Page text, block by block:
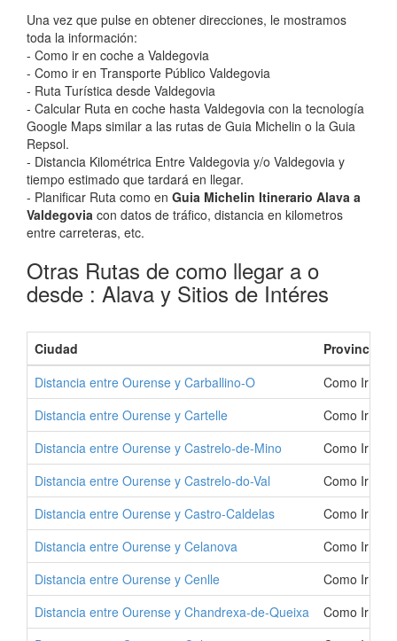
Una vez que pulse en obtener direcciones, le mostramos
toda la información:
- Como ir en coche a Valdegovia
- Como ir en Transporte Público Valdegovia
- Ruta Turística desde Valdegovia
- Calcular Ruta en coche hasta Valdegovia con la tecnología
Google Maps similar a las rutas de Guia Michelin o la Guia
Repsol.
- Distancia Kilométrica Entre Valdegovia y/o Valdegovia y
tiempo estimado que tardará en llegar.
- Planificar Ruta como en Guia Michelin Itinerario Alava a
Valdegovia con datos de tráfico, distancia en kilometros
entre carreteras, etc.
Otras Rutas de como llegar a o
desde : Alava y Sitios de Intéres
Ciudad
Provincia
Distancia entre Ourense y Carballino-O
Como Ir a
Distancia entre Ourense y Cartelle
Como Ir a
Distancia entre Ourense y Castrelo-de-Mino
Como Ir a
Distancia entre Ourense y Castrelo-do-Val
Como Ir a
Distancia entre Ourense y Castro-Caldelas
Como Ir a
Distancia entre Ourense y Celanova
Como Ir a
Distancia entre Ourense y Cenlle
Como Ir a
Distancia entre Ourense y Chandrexa-de-Queixa
Como Ir a